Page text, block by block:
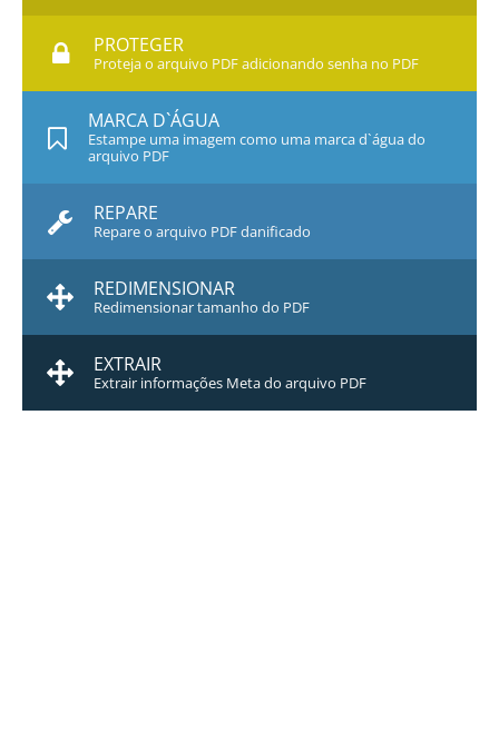
PROTEGER
Proteja o arquivo PDF adicionando senha no PDF
MARCA D`ÁGUA
Estampe uma imagem como uma marca d`água do
arquivo PDF
REPARE
Repare o arquivo PDF danificado
REDIMENSIONAR
Redimensionar tamanho do PDF
EXTRAIR
Extrair informações Meta do arquivo PDF